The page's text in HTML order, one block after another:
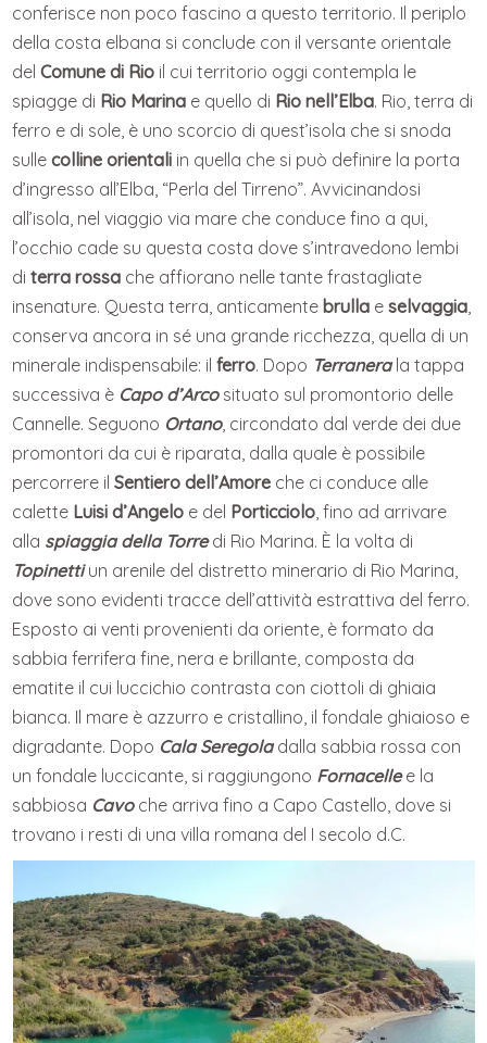
conferisce non poco fascino a questo territorio. Il periplo
della costa elbana si conclude con il versante orientale
delComune di Rio il cui territorio oggi contempla le
spiagge di Rio Marina e quello di Rio nell’Elba. Rio, terra di
ferro e di sole, è uno scorcio di quest’isola che si snoda
sullecolline orientali in quella che si può definire la porta
d’ingresso all’Elba, “Perla del Tirreno”. Avvicinandosi
all’isola, nel viaggio via mare che conduce fino a qui,
l’occhio cade su questa costa dove s’intravedono lembi
diterra rossa che affiorano nelle tante frastagliate
insenature. Questa terra, anticamentebrulla eselvaggia
conserva ancora in sé una grande ricchezza, quella di un
minerale indispensabile: ilferro. Dopo Terranerala tappa
successiva è Capo d’Arcosituato sul promontorio delle
Cannelle. Seguono Ortano, circondato dal verde dei due
promontori da cui è riparata, dalla quale è possibile
percorrere ilSentiero dell’Amore che ci conduce alle
calette Luisi d’Angelo e del Porticciolo , fino ad arrivare
alla spiaggia della Torredi Rio Marina. È la volta di
Topinettiun arenile del distretto minerario di Rio Marina,
dove sono evidenti tracce dell’attività estrattiva del ferro.
Esposto ai venti provenienti da oriente, è formato da
sabbia ferrifera fine, nera e brillante, composta da
ematite il cui luccichio contrasta con ciottoli di ghiaia
bianca. Il mare è azzurro e cristallino, il fondale ghiaioso e
digradante. Dopo Cala Seregoladalla sabbia rossa con
un fondale luccicante, si raggiungono Fornacellee la
sabbiosa Cavoche arriva fino a Capo Castello, dove si
trovano i resti di una villa romana del I secolo d.C.